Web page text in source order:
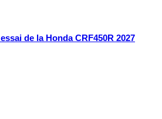
de la Honda CRF450R 2027